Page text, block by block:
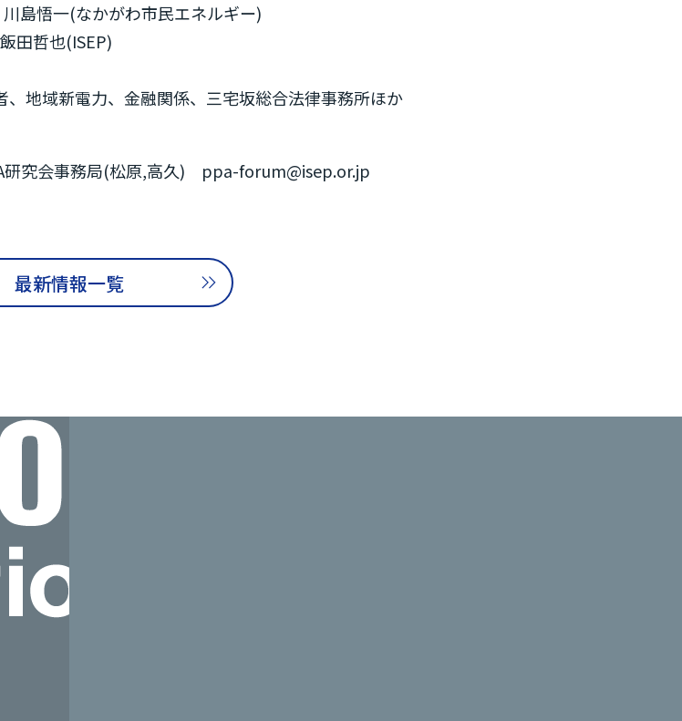
島悟一(なかがわ市民エネルギー)
田哲也(ISEP)
地域新電力、金融関係、三宅坂総合法律事務所ほか
研究会事務局(松原,高久) ppa-forum@isep.or.jp
最新情報一覧